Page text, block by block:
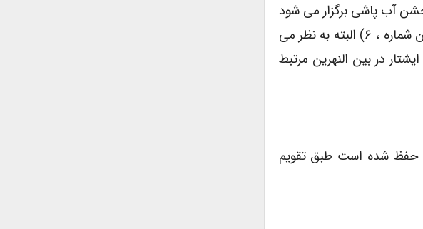
آب پاشی برگزار می شود
(اطلاع رسان شماره، ۲۱) برخی نیز نام کشیش تعمید دهنده را تومای رسول ذکر می کنند(اطلاع رسان شماره ، ۶) البته به نظر می
در بین النهرین مرتبط
حفظ شده است طبق تقویم